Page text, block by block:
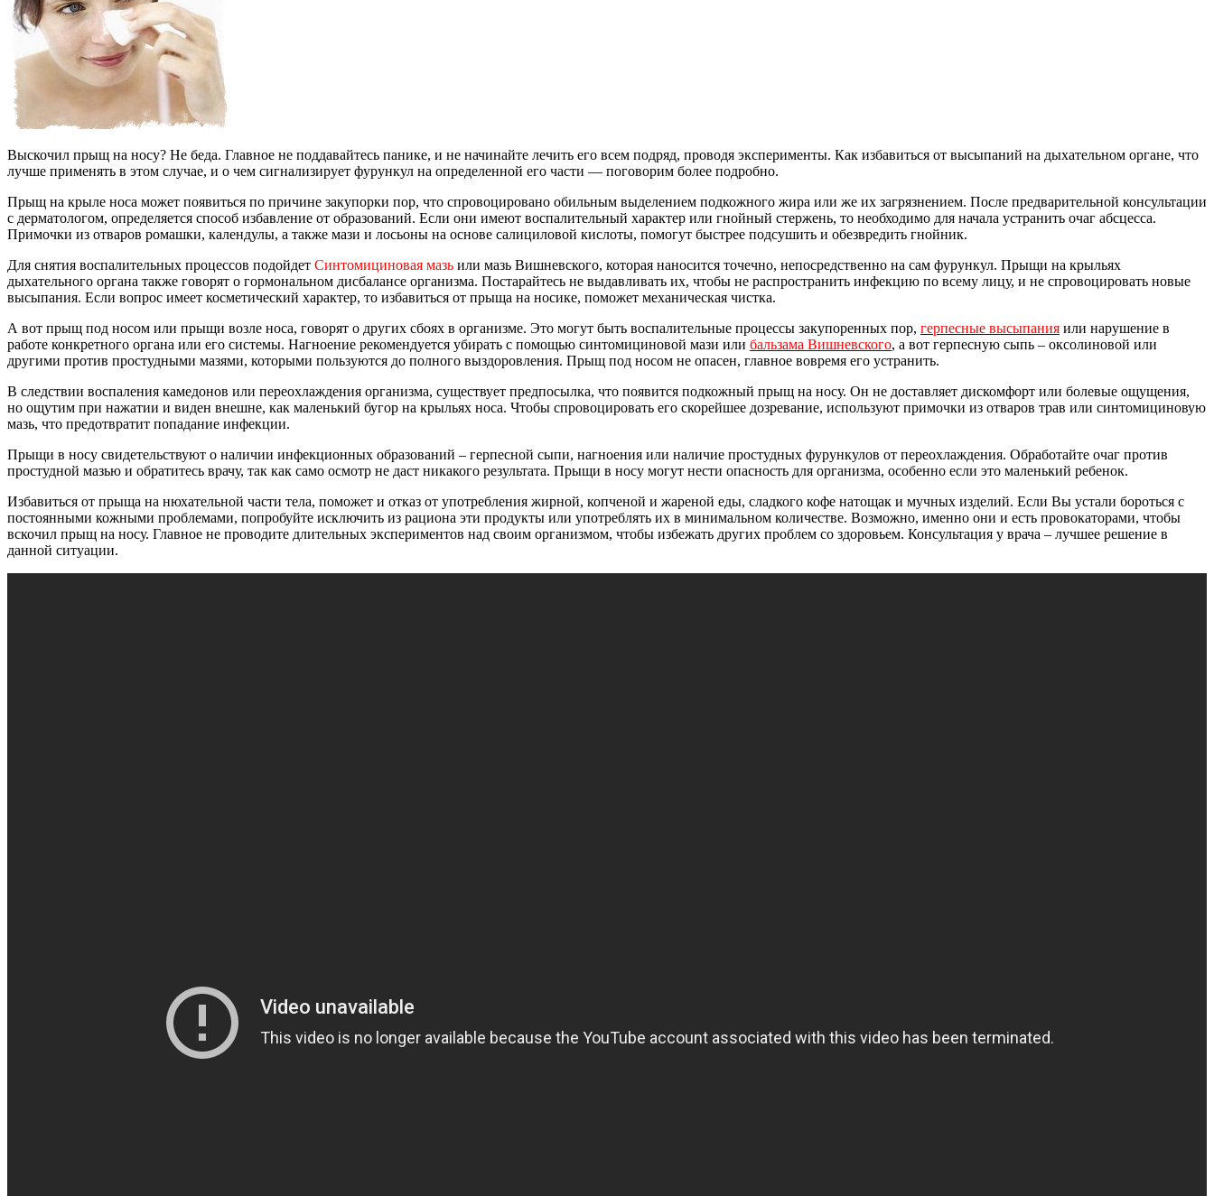
Выскочил прыщ на носу? Не беда. Главное не поддавайтесь панике, и не начинайте лечить его всем подряд, проводя эксперименты. Как избавиться от высыпаний на дыхательном органе, что
лучше применять в этом случае, и о чем сигнализирует фурункул на определенной его части — поговорим более подробно.
Прыщ на крыле носа может появиться по причине закупорки пор, что спровоцировано обильным выделением подкожного жира или же их загрязнением. После предварительной консультации
с дерматологом, определяется способ избавление от образований. Если они имеют воспалительный характер или гнойный стержень, то необходимо для начала устранить очаг абсцесса.
Примочки из отваров ромашки, календулы, а также мази и лосьоны на основе салициловой кислоты, помогут быстрее подсушить и обезвредить гнойник.
Для снятия воспалительных процессов подойдет Синтомициновая мазь или мазь Вишневского, которая наносится точечно, непосредственно на сам фурункул. Прыщи на крыльях
дыхательного органа также говорят о гормональном дисбалансе организма. Постарайтесь не выдавливать их, чтобы не распространить инфекцию по всему лицу, и не спровоцировать новые
высыпания. Если вопрос имеет косметический характер, то избавиться от прыща на носике, поможет механическая чистка.
А вот прыщ под носом или прыщи возле носа, говорят о других сбоях в организме. Это могут быть воспалительные процессы закупоренных пор, герпесные высыпания или нарушение в
работе конкретного органа или его системы. Нагноение рекомендуется убирать с помощью синтомициновой мази или бальзама Вишневского, а вот герпесную сыпь – оксолиновой или
другими против простудными мазями, которыми пользуются до полного выздоровления. Прыщ под носом не опасен, главное вовремя его устранить.
В следствии воспаления камедонов или переохлаждения организма, существует предпосылка, что появится подкожный прыщ на носу. Он не доставляет дискомфорт или болевые ощущения,
но ощутим при нажатии и виден внешне, как маленький бугор на крыльях носа. Чтобы спровоцировать его скорейшее дозревание, используют примочки из отваров трав или синтомициновую
мазь, что предотвратит попадание инфекции.
Прыщи в носу свидетельствуют о наличии инфекционных образований – герпесной сыпи, нагноения или наличие простудных фурункулов от переохлаждения. Обработайте очаг против
простудной мазью и обратитесь врачу, так как само осмотр не даст никакого результата. Прыщи в носу могут нести опасность для организма, особенно если это маленький ребенок.
Избавиться от прыща на нюхательной части тела, поможет и отказ от употребления жирной, копченой и жареной еды, сладкого кофе натощак и мучных изделий. Если Вы устали бороться с
постоянными кожными проблемами, попробуйте исключить из рациона эти продукты или употреблять их в минимальном количестве. Возможно, именно они и есть провокаторами, чтобы
вскочил прыщ на носу. Главное не проводите длительных экспериментов над своим организмом, чтобы избежать других проблем со здоровьем. Консультация у врача – лучшее решение в
данной ситуации.